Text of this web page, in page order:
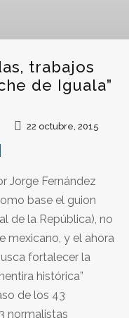
trabajos
de Iguala”
22 octubre, 2015
Jorge Fernández
base el guion
de la República), no
mexicano, y el ahora
fortalecer la
histórica”
de los 43
normalistas